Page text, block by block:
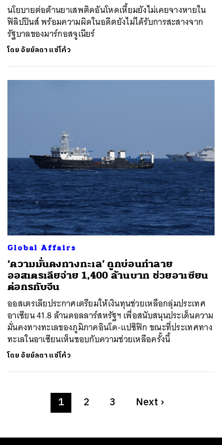
นโยบายต่อต้านยาเสพติดอันโหดเหี้ยมยังไม่เคยจางหายใน
ฟิลิปปินส์ พร้อมความผิดในอดีตยังไม่ได้รับการสะสางจาก
รัฐบาลของมาร์กอสจูเนียร์
โดย อัยย์ลดา แซ่โค้ว
Global Affairs
‘ความมั่นคงทางทะเล’ ถูกบ่อนทำลาย
ออสเตรเลียจ่าย 1,400 ล้านบาท ช่วยอาเซียน
ต่อกรกับจีน
ออสเตรเลียประกาศเตรียมให้เงินทุนช่วยเหลือกลุ่มประเทศ
อาเซียน 41.8 ล้านดอลลาร์สหรัฐฯ เพื่อสนับสนุนประเด็นความ
มั่นคงทางทะเลของภูมิภาคอินโด-แปซิฟิก ขณะที่ประเทศทาง
ทะเลในอาเซียนเห็นชอบกับความช่วยเหลือครั้งนี้
โดย อัยย์ลดา แซ่โค้ว
1 2 3 Next›